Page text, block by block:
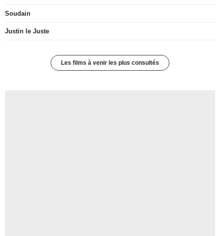
Soudain
Justin le Juste
Les films à venir les plus consultés